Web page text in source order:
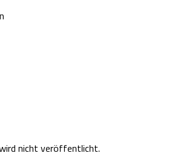
nicht veröffentlicht.